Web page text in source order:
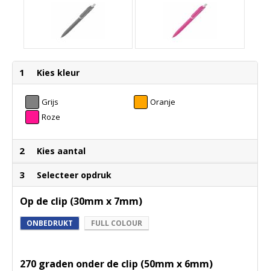
1 Kies kleur
Grijs
Oranje
Roze
2 Kies aantal
3 Selecteer opdruk
Op de clip (30mm x 7mm)
ONBEDRUKT FULL COLOUR
270 graden onder de clip (50mm x 6mm)